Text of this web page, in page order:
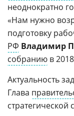
неоднократно
«Нам нужно
подготовку
РФ Владимир
собранию в
Актуальность
Глава
стратегической